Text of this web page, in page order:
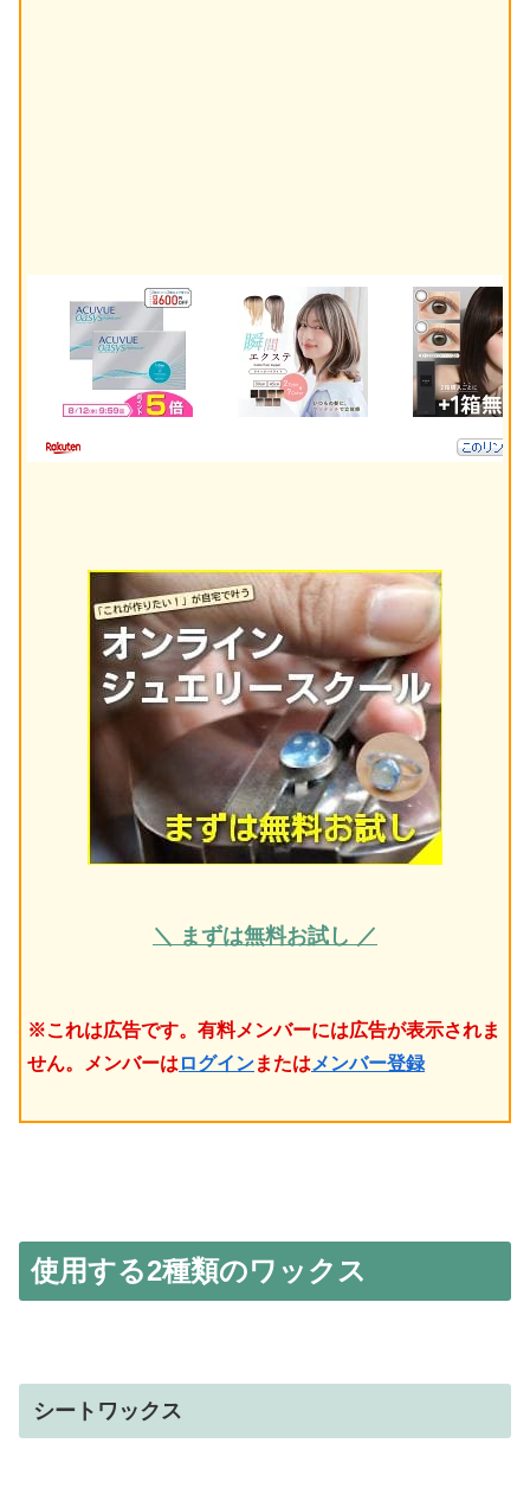
＼ まずは無料お試し ／
※これは広告です。有料メンバーには広告が表示されま
せん。メンバーは ログインまたは メンバー登録
使用する2種類のワックス
シートワックス